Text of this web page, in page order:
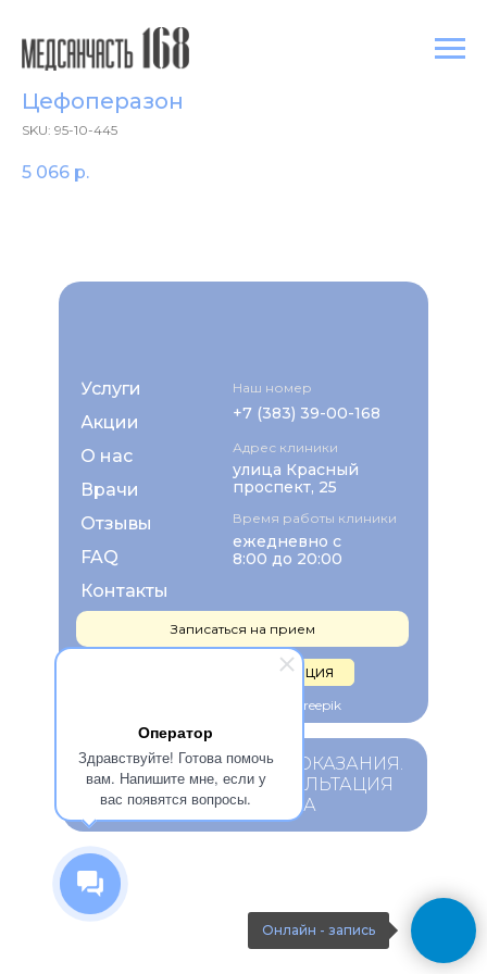
Оператор
Здравствуйте! Готова помочь
вам. Напишите мне, если у
вас появятся вопросы.
Цефоперазон
SKU: 95-10-445
5 066 р.
Услуги
Правовая информация
Акции
Врачи
О нас
+7 (383) 39-00-168
Отзывы
FAQ
Контакты
Наш номер
ежедневно с
8:00 до 20:00
Время работы клиники
Адрес клиники
улица Красный
проспект, 25
Записаться на прием
Изображения взяты с Freepik
ИМЕЮТСЯ ПРОТИВОПОКАЗАНИЯ.
НЕОБХОДИМА КОНСУЛЬТАЦИЯ
СПЕЦИАЛИСТА
Онлайн - запись